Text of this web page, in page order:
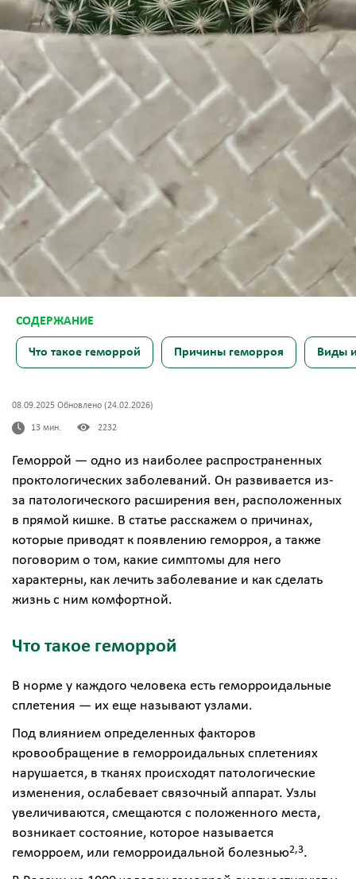
Что такое геморрой Причины геморроя Виды
08.09.2025 Обновлено (24.02.2026)
13 мин. 2232
Геморрой — одно из наиболее распространенных
проктологических заболеваний. Он развивается из-
за патологического расширения вен, расположенных
в прямой кишке. В статье расскажем о причинах,
которые приводят к появлению геморроя, а также
поговорим о том, какие симптомы для него
характерны, как лечить заболевание и как сделать
жизнь с ним комфортной.
Что такое геморрой
В норме у каждого человека есть геморроидальные
сплетения — их еще называют узлами.
Под влиянием определенных факторов
кровообращение в геморроидальных сплетениях
нарушается, в тканях происходят патологические
изменения, ослабевает связочный аппарат. Узлы
увеличиваются, смещаются с положенного места,
возникает состояние, которое называется
геморроем, или геморроидальной болезнью2,3.